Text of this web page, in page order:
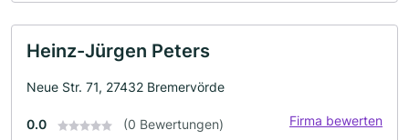
Heinz-Jürgen Peters
Neue Str. 71, 27432 Bremervörde
0.0 (0 Bewertungen) Firma bewerten